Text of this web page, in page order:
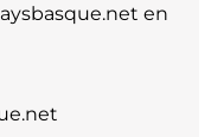
en